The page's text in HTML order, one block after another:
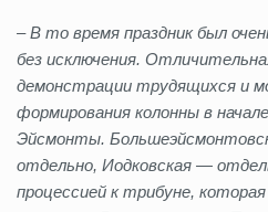
– В то время праздник был
без исключения.
демонстрации трудящихся и
формирования колонны в
Эйсмонты.
отдельно, Иодковская —
процессией к трибуне,